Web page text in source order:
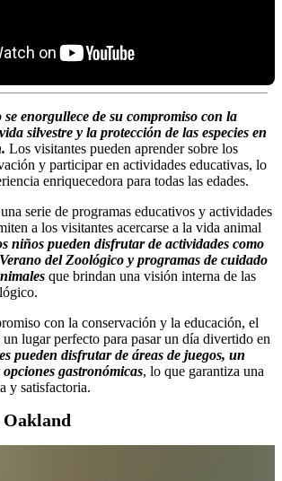
enorgullece de su compromiso con la
silvestre y la protección de las especies en
Los visitantes pueden aprender sobre los
y participar en actividades educativas, lo
enriquecedora para todas las edades.
serie de programas educativos y actividades
a los visitantes acercarse a la vida animal
niños pueden disfrutar de actividades como
del Zoológico y programas de cuidado
que brindan una visión interna de las
con la conservación y la educación, el
lugar perfecto para pasar un día divertido en
pueden disfrutar de áreas de juegos, un
gastronómicas, lo que garantiza una
y satisfactoria.
Oakland